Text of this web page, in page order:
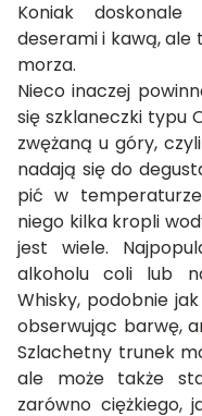
Koniak
deserami i kawą, ale
morza.
Nieco inaczej
się szklaneczki typu
zwężaną u góry,
nadają się do
pić w
niego kilka kropli
jest wiele.
alkoholu coli lub
Whisky, podobnie
obserwując barwę,
Szlachetny trunek
ale może także
zarówno ciężkiego,